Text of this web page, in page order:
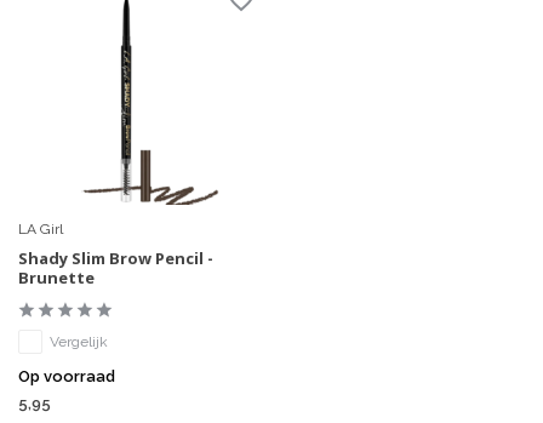
LA Girl
Shady Slim Brow Pencil -
Brunette
Vergelijk
Op voorraad
5,95